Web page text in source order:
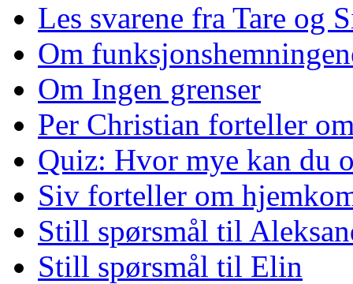
Les svarene fra Tare og
Om
Om Ingen grenser
Per Christian forteller
Quiz: Hvor mye kan du
Siv forteller om
Still spørsmål til
Still spørsmål til Elin